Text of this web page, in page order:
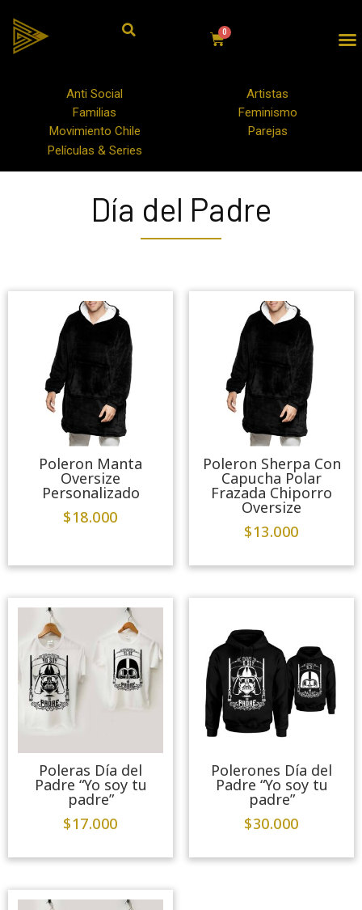
Anti Social
Artistas
Familias
Feminismo
Movimiento Chile
Parejas
Películas & Series
Día del Padre
Poleron Manta
Oversize
Personalizado
$18.000
Poleron Sherpa Con
Capucha Polar
Frazada Chiporro
Oversize
$13.000
Poleras Día del
Padre “Yo soy tu
padre”
$17.000
Polerones Día del
Padre “Yo soy tu
padre”
$30.000